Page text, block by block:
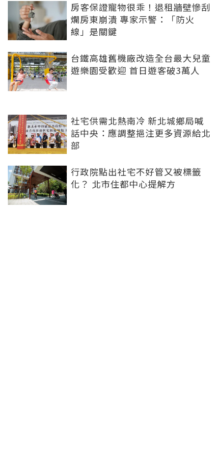
房客保證寵物很乖！退租牆壁慘刮
爛房東崩潰 專家示警：「防火
線」是關鍵
台鐵高雄舊機廠改造全台最大兒童
遊樂園受歡迎 首日遊客破3萬人
社宅供需北熱南冷 新北城鄉局喊
話中央：應調整挹注更多資源給北
部
行政院點出社宅不好管又被標籤
化？ 北市住都中心提解方